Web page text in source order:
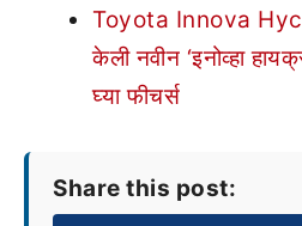
Toyota Innova
केली नवीन ‘इनोव्हा
घ्या फीचर्स
Share this post: